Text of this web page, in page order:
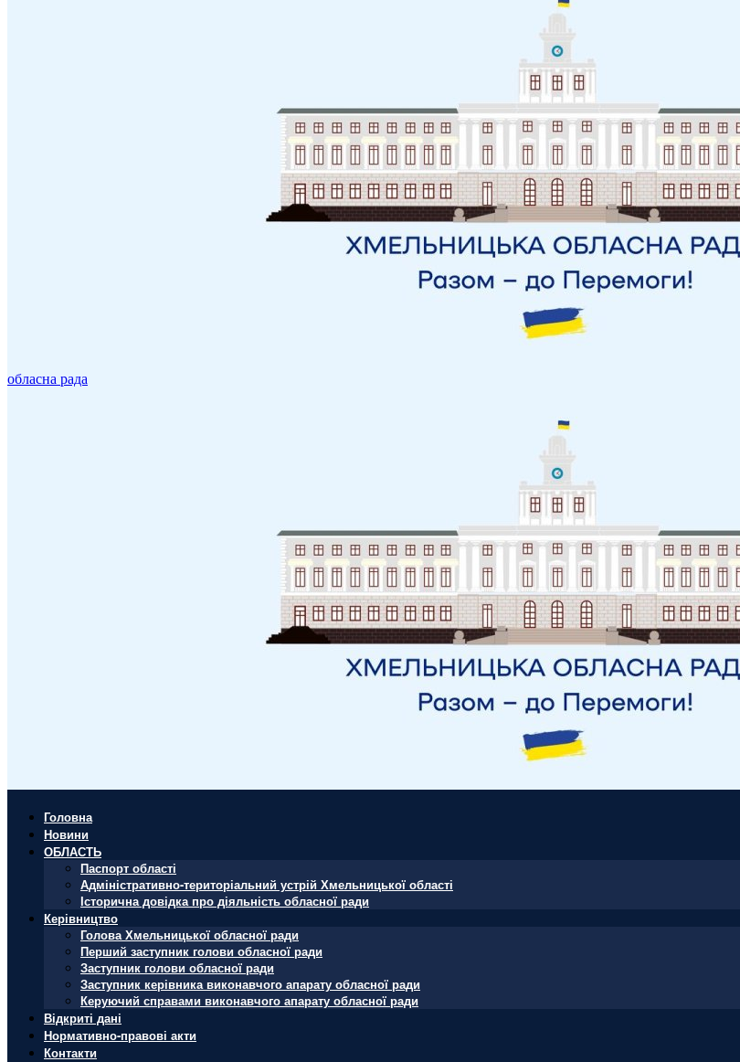
обласна рада
Головна
Новини
ОБЛАСТЬ
Паспорт області
Адміністративно-територіальний устрій Хмельницької області
Історична довідка про діяльність обласної ради
Керівництво
Голова Хмельницької обласної ради
Перший заступник голови обласної ради
Заступник голови обласної ради
Заступник керівника виконавчого апарату обласної ради
Керуючий справами виконавчого апарату обласної ради
Відкриті дані
Нормативно-правові акти
Контакти